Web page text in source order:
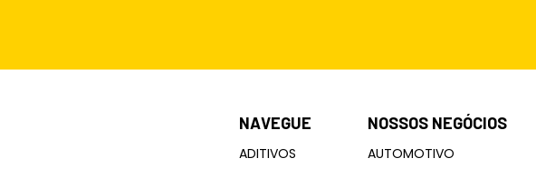
NAVEGUE
ADITIVOS
NOSSOS NEGÓCIOS
AUTOMOTIVO